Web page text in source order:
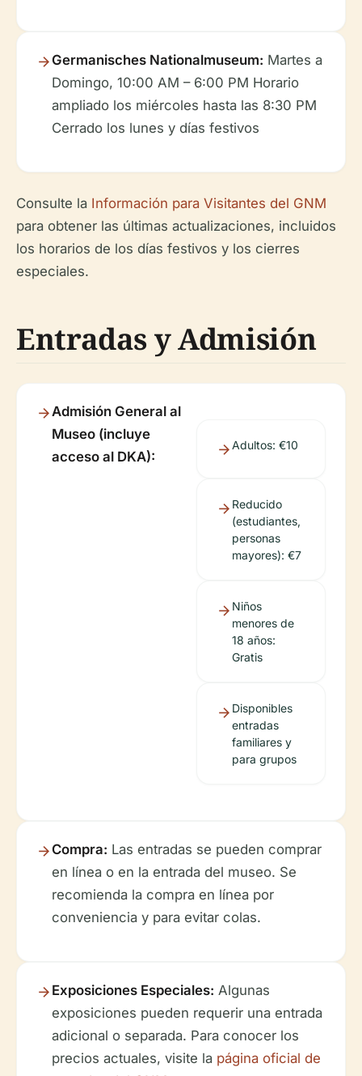
Germanisches Nationalmuseum: Martes a
Domingo, 10:00 AM – 6:00 PM Horario
ampliado los miércoles hasta las 8:30 PM
Cerrado los lunes y días festivos
Consulte la Información para Visitantes del GNM
para obtener las últimas actualizaciones, incluidos
los horarios de los días festivos y los cierres
especiales.
Entradas y Admisión
Admisión General al
Museo (incluye
acceso al DKA):
Adultos: €10
Reducido
(estudiantes,
personas
mayores): €7
Niños
menores de
18 años:
Gratis
Disponibles
entradas
familiares y
para grupos
Compra: Las entradas se pueden comprar
en línea o en la entrada del museo. Se
recomienda la compra en línea por
conveniencia y para evitar colas.
Exposiciones Especiales: Algunas
exposiciones pueden requerir una entrada
adicional o separada. Para conocer los
precios actuales, visite la página oficial de